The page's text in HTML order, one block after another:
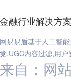
金融行业解决方
网易易盾基于人工智
党,UGC内容过滤,用户
来自：网